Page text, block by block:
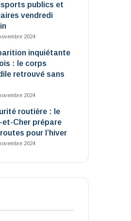
publics et
vendredi
2024
inquiétante
: le corps
retrouvé sans
2024
routière : le
et-Cher prépare
pour l’hiver
2024